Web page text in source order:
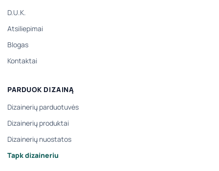
D.U.K.
Atsiliepimai
Blogas
Kontaktai
PARDUOK DIZAINĄ
Dizainerių parduotuvės
Dizainerių produktai
Dizainerių nuostatos
Tapk dizaineriu